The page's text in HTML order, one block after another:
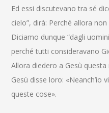
Ed essi discutevano tra sé
cielo”, dirà: Perché allora
Diciamo dunque “dagli
perché tutti consideravano
Allora diedero a Gesù
Gesù disse loro: «Neanch’io
queste cose».